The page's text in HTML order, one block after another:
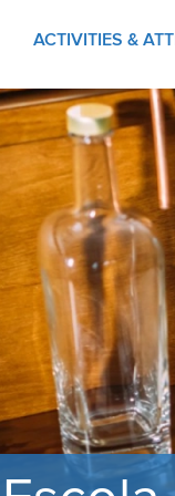
ACTIVITIES &